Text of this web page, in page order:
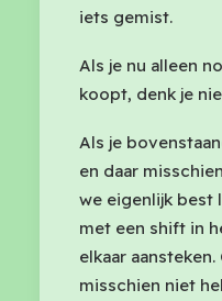
iets gemist.
Als je nu alleen
koopt, denk je
Als je
en daar
we eigenlijk best
met een shift in
elkaar
misschien niet